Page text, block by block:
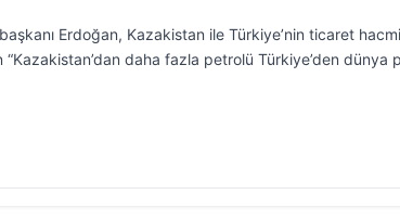
Erdoğan, Kazakistan ile Türkiye’nin ticaret
“Kazakistan’dan daha fazla petrolü Türkiye’den dünya